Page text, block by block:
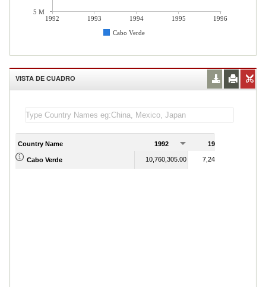
1992 1993 1994 1995
1996
Cabo Verde
5 M
VISTA DE CUADRO
Country Name 1992 1993
Cabo Verde 10,760,305.00 7,242,628.00